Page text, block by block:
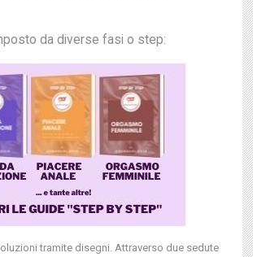
da diverse fasi o step:
tramite disegni. Attraverso due sedute